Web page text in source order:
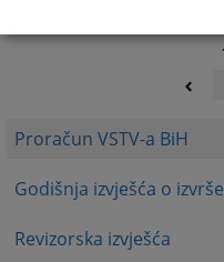
Proračun VSTV-a BiH
Godišnja izvješća o
Revizorska izvješća